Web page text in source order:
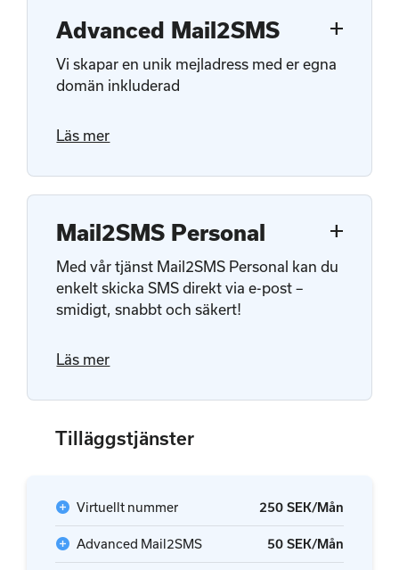
add
Advanced Mail2SMS
Vi skapar en unik mejladress med er egna
domän inkluderad
Läs mer
add
Mail2SMS Personal
Med vår tjänst Mail2SMS Personal kan du
enkelt skicka SMS direkt via e-post –
smidigt, snabbt och säkert!
Läs mer
Tilläggstjänster
add_circle Virtuellt nummer 250 SEK/Mån
add_circle Advanced Mail2SMS 50 SEK/Mån